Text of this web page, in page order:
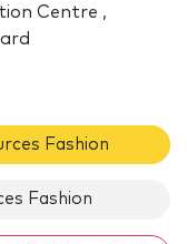
Centre ,
Fashion
Fashion